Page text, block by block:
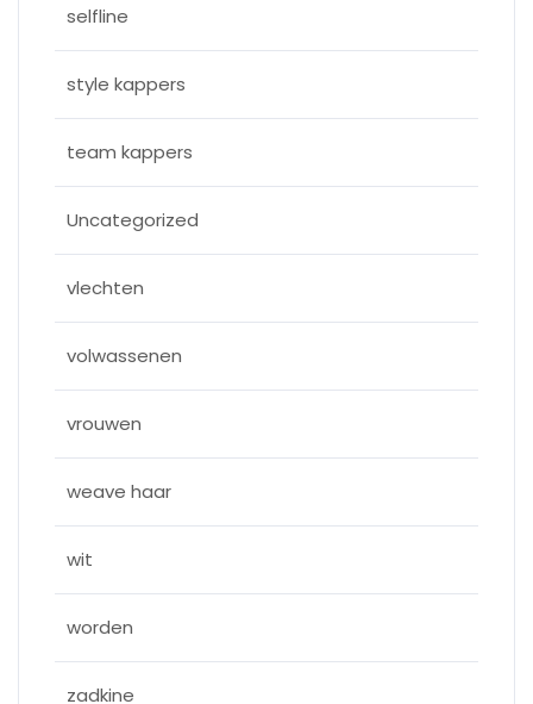
selfline
style kappers
team kappers
Uncategorized
vlechten
volwassenen
vrouwen
weave haar
wit
worden
zadkine